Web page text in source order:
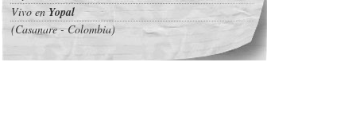
Vivo enYopal
(Casanare - Colombia)